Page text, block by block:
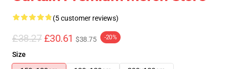
(5 customer reviews)
£38.27 £30.61 $38.75 -20%
Size